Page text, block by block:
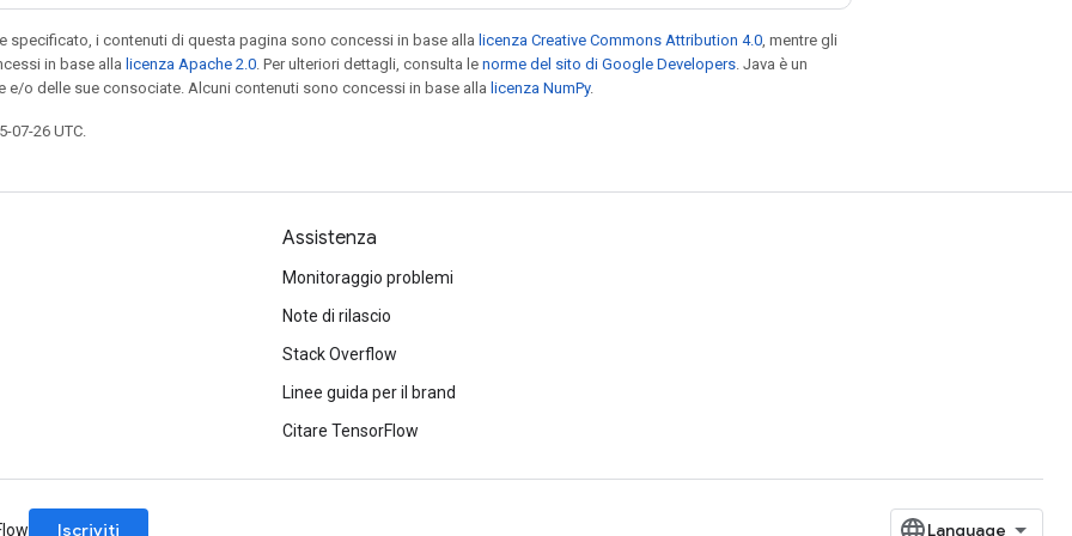
specificato, i contenuti di questa pagina sono concessi in base alla licenza Creative Commons Attribution 4.0 , mentre gli
in base alla licenza Apache 2.0 . Per ulteriori dettagli, consulta le norme del sito di Google Developers . Java è un
e/o delle sue consociate. Alcuni contenuti sono concessi in base alla licenza NumPy.
07-26 UTC.
Assistenza
Monitoraggio problemi
Note di rilascio
Stack Overflow
Linee guida per il brand
Citare TensorFlow
Iscriviti